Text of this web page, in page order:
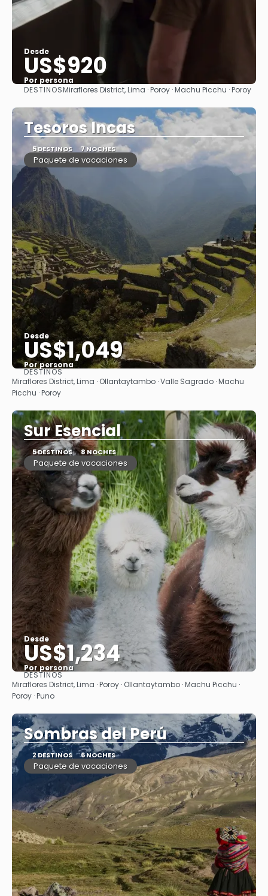
Desde
US$920
Por persona
Ver
DESTINOSMiraflores District, Lima · Poroy · Machu Picchu · Poroy
Tesoros Incas
5 DESTINOS 7 NOCHES
Paquete de vacaciones
Desde
US$1,049
Por persona
Ver
DESTINOS
Miraflores District, Lima · Ollantaytambo · Valle Sagrado · Machu
Picchu · Poroy
Sur Esencial
5 DESTINOS 8 NOCHES
Paquete de vacaciones
Desde
US$1,234
Por persona
Ver
DESTINOS
Miraflores District, Lima · Poroy · Ollantaytambo · Machu Picchu ·
Poroy · Puno
Sombras del Perú
2 DESTINOS 6 NOCHES
Paquete de vacaciones